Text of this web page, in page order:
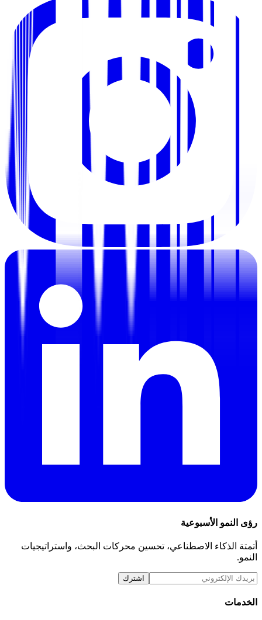
رؤى النمو الأسبوعية
أتمتة الذكاء الاصطناعي، تحسين محركات البحث، واستراتيجيات
النمو.
اشترك
الخدمات